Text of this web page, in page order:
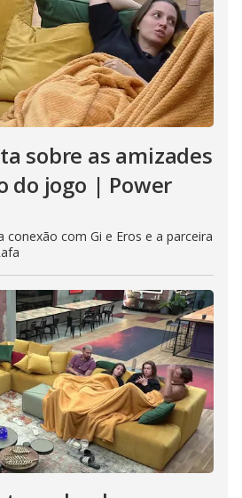
sobre as amizades
do jogo | Power
conexão com Gi e Eros e a parceira